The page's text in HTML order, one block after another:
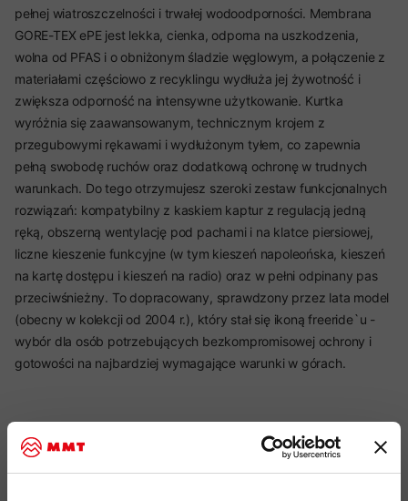
pełnej wiatroszczelności i trwałej wodoodporności. Membrana
GORE-TEX ePE jest lekka, cienka, odporna na uszkodzenia,
wolna od PFAS i o obniżonym śladzie węglowym, a połączenie z
materiałami częściowo z recyklingu wydłuża jej żywotność i
zwiększa odporność na intensywne użytkowanie. Kurtka
wyróżnia się zaawansowanym, technicznym krojem z
przegubowymi rękawami i wydłużonym tyłem, co zapewnia
pełną swobodę ruchów oraz dodatkową ochronę w trudnych
warunkach. Do tego otrzymujesz szeroki zestaw funkcjonalnych
rozwiązań: kompatybilny z kaskiem kaptur z regulacją jedną
ręką, obszerną wentylację pod pachami i na klatce piersiowej,
liczne kieszenie funkcyjne (w tym kieszeń napoleońska, kieszeń
na kartę dostępu i kieszeń na radio) oraz w pełni odpinany pas
przeciwśnieżny. To dopracowany, sprawdzony przez lata model
(obecny w kolekcji od 2004 r.), który stał się ikoną freeride`u -
wybór dla osób potrzebujących bezkompromisowej ochrony i
gotowości na najbardziej wymagające warunki w górach.